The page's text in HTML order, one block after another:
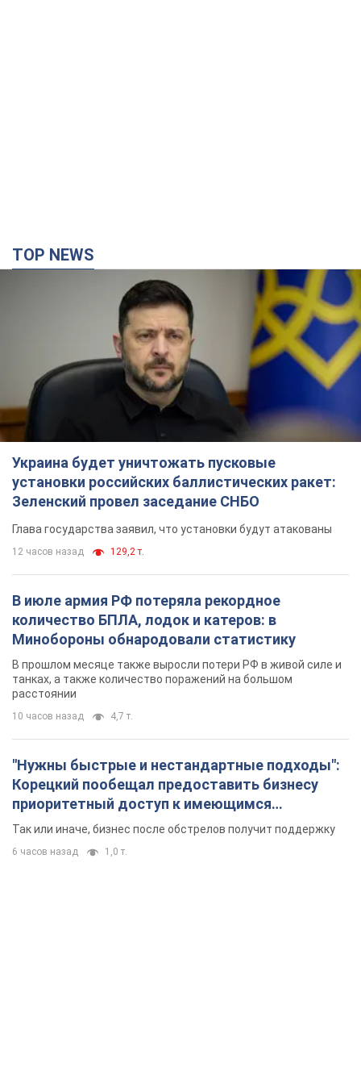
TOP NEWS
Украина будет уничтожать пусковые
установки российских баллистических ракет:
Зеленский провел заседание СНБО
Глава государства заявил, что установки будут атакованы
12 часов назад 129,2 т.
В июле армия РФ потеряла рекордное
количество БПЛА, лодок и катеров: в
Минобороны обнародовали статистику
В прошлом месяце также выросли потери РФ в живой силе и
танках, а также количество поражений на большом
расстоянии
10 часов назад 4,7 т.
"Нужны быстрые и нестандартные подходы":
Корецкий пообещал предоставить бизнесу
приоритетный доступ к имеющимся
складским помещениям
Так или иначе, бизнес после обстрелов получит поддержку
6 часов назад 1,0 т.